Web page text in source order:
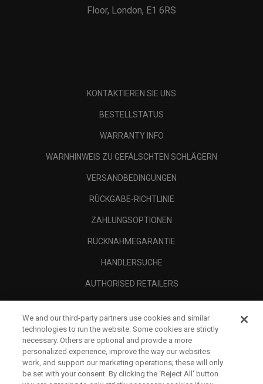
Floor, London, E1 6RS
KONTAKTIEREN SIE UNS
BESTELLSTATUS
WARRANTY INFO
WARNHINWEIS ZU GEFÄLSCHTEN SCHLÄGERN
VERSANDBEDINGUNGEN
RÜCKGABE-RICHTLINIE
ZAHLUNGSOPTIONEN
RÜCKNAHMEGARANTIE
HÄNDLERSUCHE
AUTHORISED RETAILERS
UNTERNEHMENSPROFIL
RECHTLICHES-
We and our third-party partners use cookies and similar
technologies to run the website. Some cookies are strictly
necessary. Others are optional and provide a more
personalized experience, improve the way our websites
work, and support our marketing operations; these will only
be set with your consent. By clicking the ‘Reject All' button